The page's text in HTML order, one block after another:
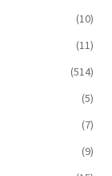
(10)
(11)
(514)
(5)
(7)
(9)